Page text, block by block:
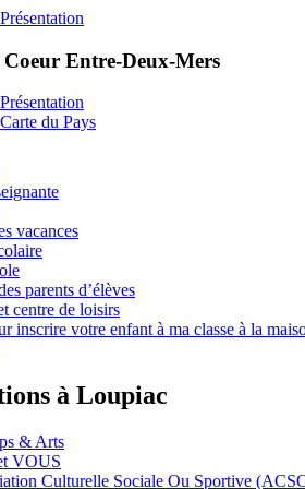
Présentation
Coeur Entre-Deux-Mers
Présentation
Carte du Pays
vacances
parents d’élèves
centre de loisirs
inscrire votre enfant à ma classe à la
à Loupiac
& Arts
VOUS
Culturelle Sociale Ou Sportive